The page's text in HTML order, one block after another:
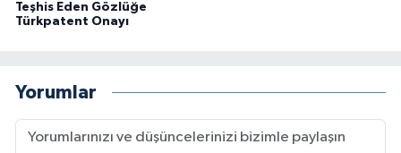
Teşhis Eden Gözlüğe
Türkpatent Onayı
Yorumlar